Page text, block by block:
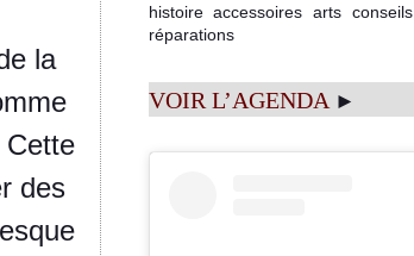
la
Cette
des
histoire accessoires arts conseils
réparations
VOIR L’AGENDA ►